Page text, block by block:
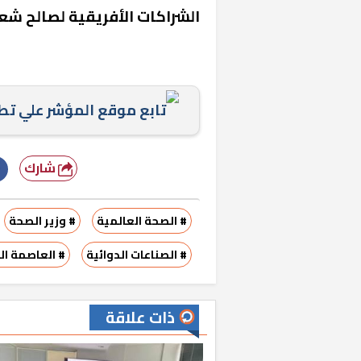
الشراكات الأفريقية لصالح
تابع موقع المؤشر علي
شارك
# الصحة العالمية # وزير الصحة
# الصناعات الدوائية
# العاصمة
ذات علاقة
«المؤشر»
كان اختيار
رمضان وزيرًا